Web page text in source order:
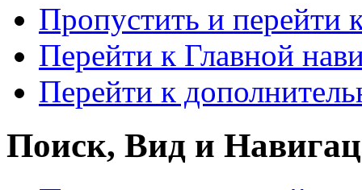
Пропустить и перейти
Перейти к Главной
Перейти к
Поиск, Вид и